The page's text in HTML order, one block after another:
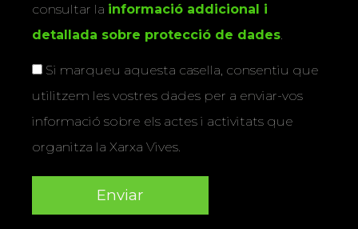
consultar la informació addicional i
detallada sobre protecció de dades.
Si marqueu aquesta casella, consentiu que
utilitzem les vostres dades per a enviar-vos
informació sobre els actes i activitats que
organitza la Xarxa Vives.